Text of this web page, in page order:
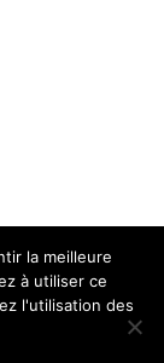
la meilleure
à utiliser ce
l'utilisation des